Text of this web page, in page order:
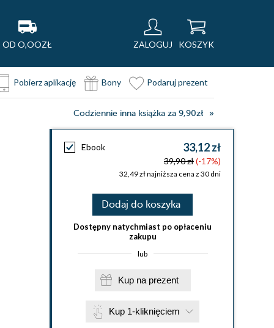
OD O,OOZŁ ZALOGUJ KOSZYK
Pobierz aplikację Bony Podaruj prezent
Codziennie inna książka za 9,90zł
Ebook 33,12 zł
39,90 zł(-17%)
32,49 zł najniższa cena z 30 dni
Dodaj do koszyka
Dostępny natychmiast po opłaceniu
zakupu
lub
Kup na prezent
Kup 1-kliknięciem